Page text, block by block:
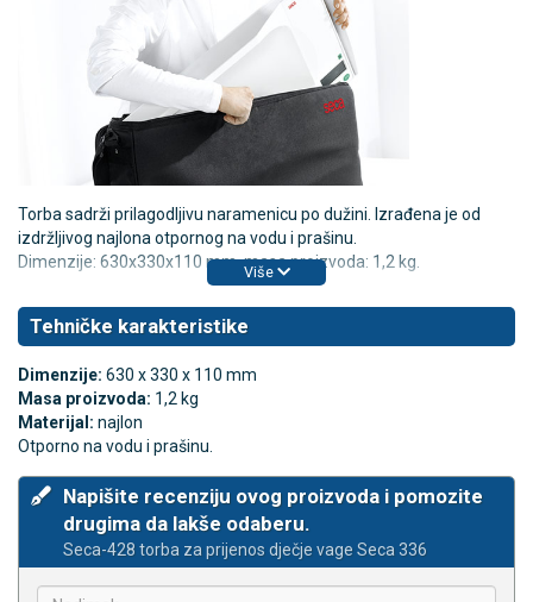
Torba sadrži prilagodljivu naramenicu po dužini. Izrađena je od
izdržljivog najlona otpornog na vodu i prašinu.
Dimenzije: 630x330x110 mm, masa proizvoda: 1,2 kg.
Više
Tehničke karakteristike
Dimenzije: 630 x 330 x 110 mm
Masa proizvoda: 1,2 kg
Materijal: najlon
Otporno na vodu i prašinu.
Napišite recenziju ovog proizvoda i pomozite
drugima da lakše odaberu.
Seca-428 torba za prijenos dječje vage Seca 336